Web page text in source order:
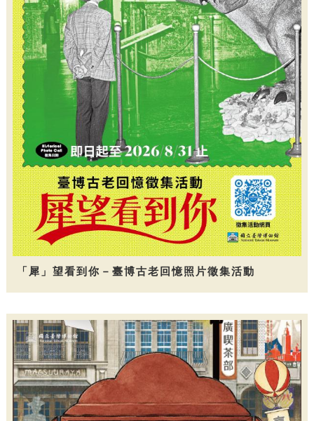
「犀」望看到你－臺博古老回憶照片徵集活動